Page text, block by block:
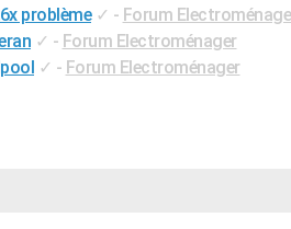
problème ✓ - Forum
✓ - Forum Electroménager
✓ - Forum Electroménager